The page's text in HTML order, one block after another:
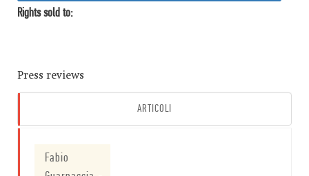
Rights sold to:
Press reviews
ARTICOLI
Fabio